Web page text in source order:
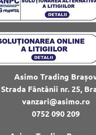
Asimo Trading
Strada Fântânii nr. 25,
vanzari@asimo.ro
0752 090 209